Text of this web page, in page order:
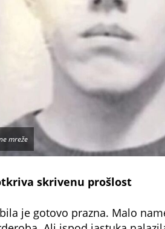
mreže
skrivenu prošlost
je gotovo prazna. Malo